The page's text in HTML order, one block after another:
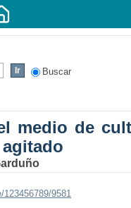
Buscar
medio de
123456789/9581